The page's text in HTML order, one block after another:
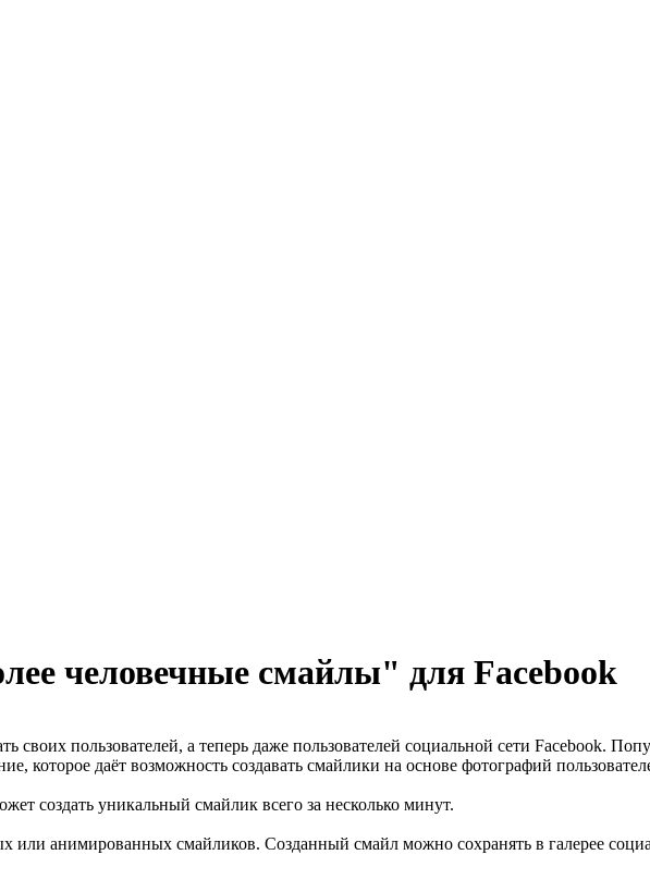
человечные смайлы" для Facebook
своих пользователей, а теперь даже пользователей социальной сети Facebook.
которое даёт возможность создавать смайлики на основе фотографий
создать уникальный смайлик всего за несколько минут.
или анимированных смайликов. Созданный смайл можно сохранять в галерее